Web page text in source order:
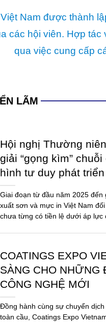
Nam được thành
các hội viên. Hợp
qua việc cung cấp
LÃM
Hội nghị Thường
giải “gọng kìm”
hình tư duy phát
Giai đoạn từ đầu năm 2025
xuất sơn và mực in Việt Nam
chưa từng có tiền lệ dưới áp lực
COATINGS EXPO
SÀNG CHO NHỮNG
CÔNG NGHỆ MỚI
Đồng hành cùng sự chuyển
toàn cầu, Coatings Expo